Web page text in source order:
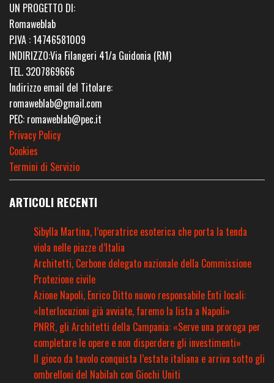
UN PROGETTO DI:
Romaweblab
P.IVA : 14746581009
INDIRIZZO:Via Filangeri 41/a Guidonia (RM)
TEL. 3207869666
Indirizzo email del Titolare:
romaweblab@gmail.com
PEC: romaweblab@pec.it
Privacy Policy
Cookies
Termini di Servizio
ARTICOLI RECENTI
Sibylla Martina, l’operatrice esoterica che porta la tenda
viola nelle piazze d’Italia
Architetti, Cerbone delegato nazionale della Commissione
Protezione civile
Azione Napoli, Enrico Ditto nuovo responsabile Enti locali:
«Interlocuzioni già avviate, faremo la lista a Napoli»
PNRR, gli Architetti della Campania: «Serve una proroga per
completare le opere e non disperdere gli investimenti»
Il gioco da tavolo conquista l’estate italiana e arriva sotto gli
ombrelloni del Nabilah con Giochi Uniti